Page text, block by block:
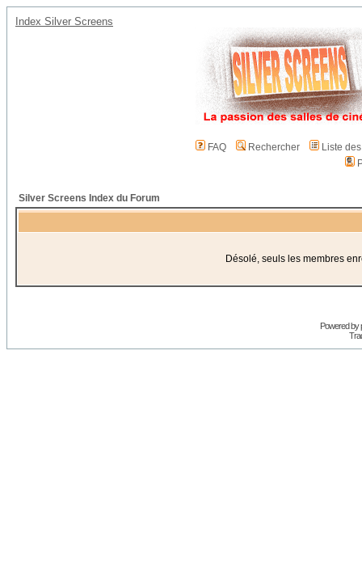
Index Silver Screens
FAQ Rechercher
Liste
Silver Screens Index du Forum
Désolé, seuls les membres
Powered by